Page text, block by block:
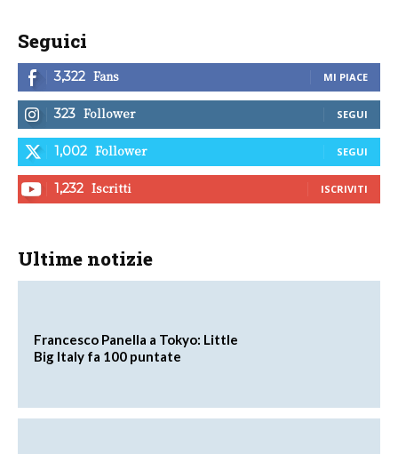
Seguici
3,322 Fans MI PIACE
323 Follower SEGUI
1,002 Follower SEGUI
1,232 Iscritti ISCRIVITI
Ultime notizie
Francesco Panella a Tokyo: Little
Big Italy fa 100 puntate